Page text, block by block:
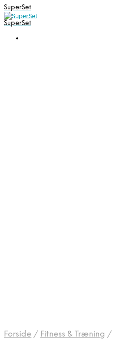
SuperSet
SuperSet
Forside / Fitness & Træning /